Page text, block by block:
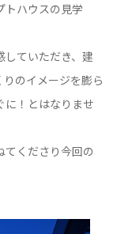
トハウスの見学
ていただき、建
のイメージを膨ら
に！とはなりませ
てくださり今回の